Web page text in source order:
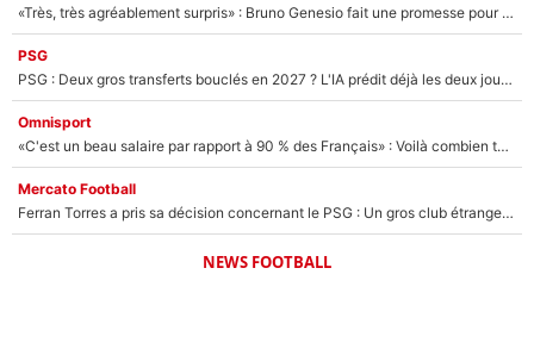
«Très, très agréablement surpris» : Bruno Genesio fait une promesse pour la suite du mercato de l’OM et rassure les supporters
PSG
PSG : Deux gros transferts bouclés en 2027 ? L'IA prédit déjà les deux joueurs qui pourraient rejoindre Luis Enrique !
Omnisport
«C'est un beau salaire par rapport à 90 % des Français» : Voilà combien touchait Nelson Monfort sur France Télévisions avant de rejoindre CNews
Mercato Football
Ferran Torres a pris sa décision concernant le PSG : Un gros club étranger prêt à relancer le feuilleton pour la signature du champion du monde 2026 !
NEWS FOOTBALL